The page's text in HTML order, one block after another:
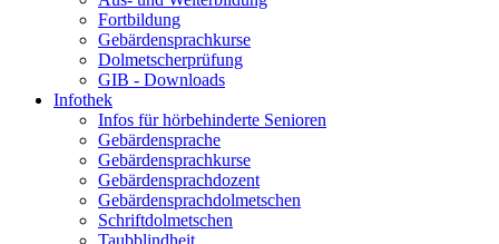
Fortbildung
Gebärdensprachkurse
Dolmetscherprüfung
GIB - Downloads
Infothek
Infos für hörbehinderte Senioren
Gebärdensprache
Gebärdensprachkurse
Gebärdensprachdozent
Gebärdensprachdolmetschen
Schriftdolmetschen
Taubblindheit